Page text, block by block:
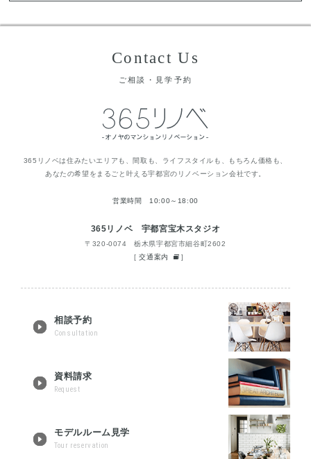
Contact Us
ご相談・見学予約
365リノベは住みたいエリアも、間取も、ライフスタイルも、もちろん価格も、
あなたの希望をまるごと叶える宇都宮のリノベーション会社です。
営業時間 10:00～18:00
365リノベ 宇都宮宝木スタジオ
〒320-0074 栃木県宇都宮市細谷町2602
[交通案内 ]
相談予約
Consultation
資料請求
Request
モデルルーム見学
Tour reservation